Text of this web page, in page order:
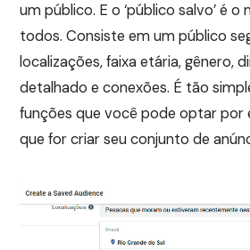
um público. E o ‘público salvo’ é o
todos. Consiste em um público
localizações, faixa etária, gênero,
detalhado e conexões. É tão
funções que você pode optar por
que for criar seu conjunto de